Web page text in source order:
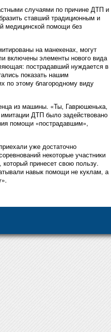
случаями по причине ДТП и
ставший традиционным и
медицинской помощи без
на манекенах, могут
включены элементы нового вида
пострадавший нуждается в
показать нашим
по этому благородному виду
из машины. «Ты, Гаврюшенька,
ДТП было задействовано
помощи «пострадавшим»,
уже достаточно
некоторые участники
принесет свою пользу.
навык помощи не куклам, а